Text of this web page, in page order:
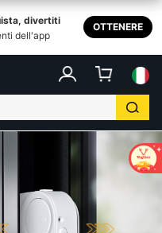
divertiti
dell'app
OTTENERE